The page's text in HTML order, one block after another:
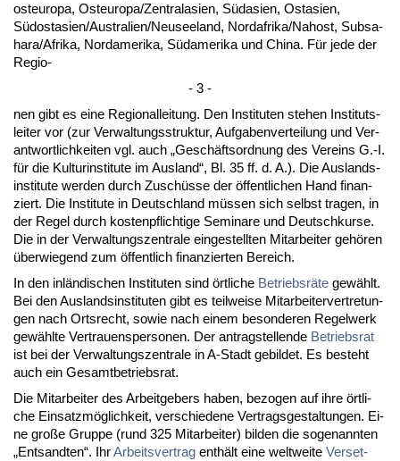
ost­eu­ro­pa, Ost­eu­ro­pa/Zen­tral­asi­en, Süda­si­en, Ost­asi­en,
Südost­asi­en/Aus­tra­li­en/Neu­see­land, Nord­afri­ka/Nah­ost, Sub­sa­
ha­ra/Afri­ka, Nord­ame­ri­ka, Südame­ri­ka und Chi­na. Für je­de der
Re­gio-
- 3 -
nen gibt es ei­ne Re­gio­nal­lei­tung. Den In­sti­tu­ten ste­hen In­sti­tuts­
lei­ter vor (zur Ver­wal­tungs­struk­tur, Auf­ga­ben­ver­tei­lung und Ver­
ant­wort­lich­kei­ten vgl. auch „Geschäfts­ord­nung des Ver­eins G.-I.
für die Kul­tur­in­sti­tu­te im Aus­land“, Bl. 35 ff. d. A.). Die Aus­lands­
in­sti­tu­te wer­den durch Zuschüsse der öffent­li­chen Hand fi­nan­
ziert. Die In­sti­tu­te in Deutsch­land müssen sich selbst tra­gen, in
der Re­gel durch kos­ten­pflich­ti­ge Se­mi­na­re und Deutsch­kur­se.
Die in der Ver­wal­tungs­zen­tra­le ein­ge­stell­ten Mit­ar­bei­ter gehören
über­wie­gend zum öffent­lich fi­nan­zier­ten Be­reich.
In den inländi­schen In­sti­tu­ten sind ört­li­che Be­triebsräte gewählt.
Bei den Aus­lands­in­sti­tu­ten gibt es teil­wei­se Mit­ar­bei­ter­ver­tre­tun­
gen nach Orts­recht, so­wie nach ei­nem be­son­de­ren Re­gel­werk
gewähl­te Ver­trau­ens­per­so­nen. Der an­trag­stel­len­de Be­triebs­rat
ist bei der Ver­wal­tungs­zen­tra­le in A-Stadt ge­bil­det. Es be­steht
auch ein Ge­samt­be­triebs­rat.
Die Mit­ar­bei­ter des Ar­beit­ge­bers ha­ben, be­zo­gen auf ih­re ört­li­
che Ein­satzmöglich­keit, ver­schie­de­ne Ver­trags­ge­stal­tun­gen. Ei­
ne große Grup­pe (rund 325 Mit­ar­bei­ter) bil­den die so­ge­nann­ten
„Ent­sand­ten“. IhrAr­beits­ver­trag enthält ei­ne welt­wei­te Ver­set­